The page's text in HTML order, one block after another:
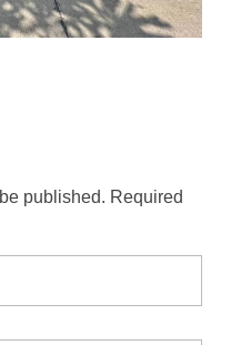
published. Required